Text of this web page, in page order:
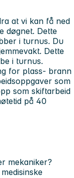
at vi kan få ned
døgnet. Dette
i turnus. Du
Dette
i turnus.
for plass- brann
som
som skiftarbeid
på 40
mekaniker?